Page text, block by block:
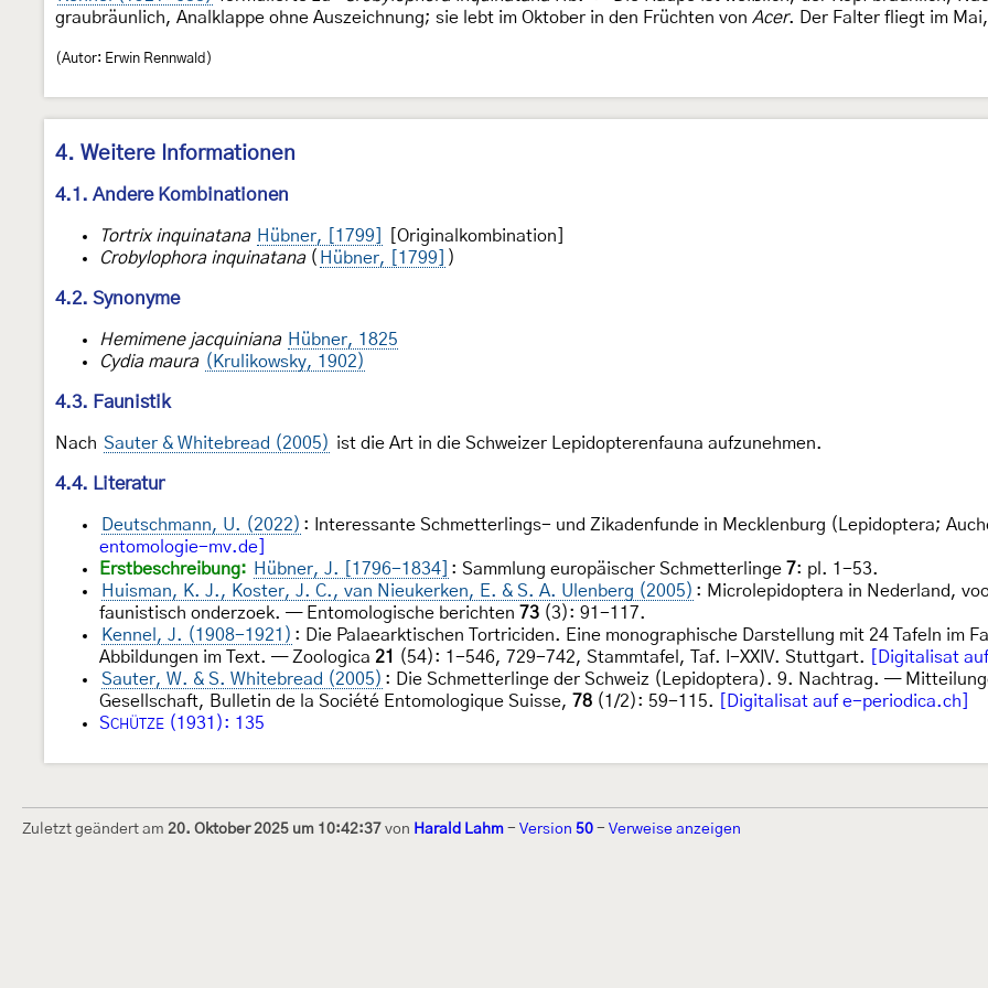
graubräunlich, Analklappe ohne Auszeichnung; sie lebt im Oktober in den Früchten von Acer. Der Falter fliegt im
(Autor: Erwin Rennwald)
4. Weitere Informationen
4.1. Andere Kombinationen
Tortrix inquinatana Hübner, [1799]
[Originalkombination]
Crobylophora inquinatana( Hübner, [1799] )
4.2. Synonyme
Hemimene jacquiniana Hübner, 1825
Cydia maura (Krulikowsky, 1902)
4.3. Faunistik
Nach Sauter & Whitebread (2005) ist die Art in die Schweizer Lepidopterenfauna aufzunehmen.
4.4. Literatur
Deutschmann, U. (2022) : Interessante Schmetterlings- und Zikadenfunde in Mecklenburg (Lepidoptera;
entomologie-mv.de]
Erstbeschreibung: Hübner, J. [1796-1834] : Sammlung europäischer Schmetterlinge 7: pl. 1-53.
Huisman, K. J., Koster, J. C., van Nieukerken, E. & S. A. Ulenberg (2005) : Microlepidoptera in Nederland,
faunistisch onderzoek. — Entomologische berichten 73 (3): 91-117.
Kennel, J. (1908-1921) : Die Palaearktischen Tortriciden. Eine monographische Darstellung mit 24 Tafeln im
Abbildungen im Text. — Zoologica 21 (54): 1-546, 729-742, Stammtafel, Taf. I-XXIV. Stuttgart.
[Digitalisat
Sauter, W. & S. Whitebread (2005) : Die Schmetterlinge der Schweiz (Lepidoptera). 9. Nachtrag. —
Gesellschaft, Bulletin de la Société Entomologique Suisse, 78 (1/2): 59-115.
[Digitalisat auf e-periodica.ch]
SCHÜTZE (1931): 135
Zuletzt geändert am 20. Oktober 2025 um 10:42:37 von Harald Lahm - Version 50 - Verweise anzeigen